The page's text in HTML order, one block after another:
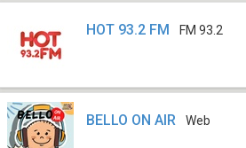
HOT 93.2 FM FM 93.2
BELLO ON AIR Web